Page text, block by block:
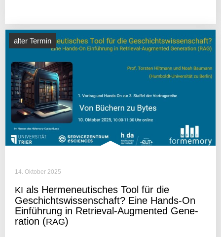
alter Termin
14. Oktober 2025
KI als Herme­neu­ti­sches Tool für die
Geschichts­wis­sen­schaft? Eine Hands-On
Einfüh­rung in Retrieval-Augmented Gene­
ra­tion (RAG)